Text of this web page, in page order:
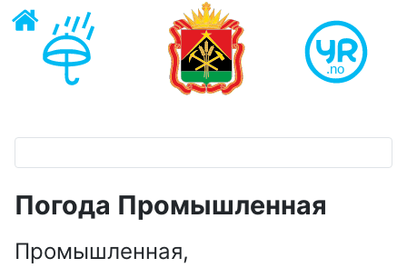
Погода Промышленная
Промышленная,